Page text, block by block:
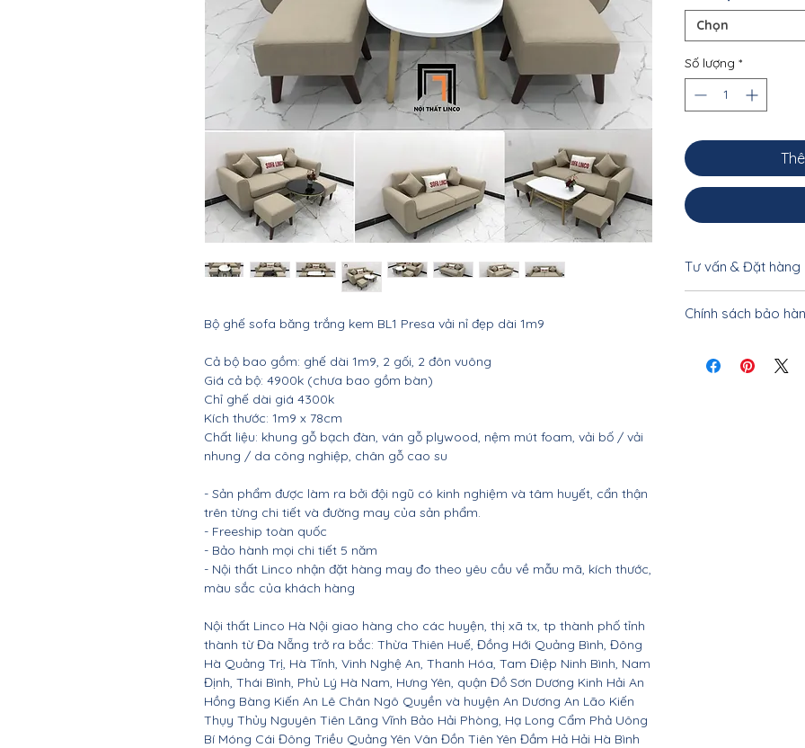
Bộ ghế sofa băng trắng kem BL1 Presa vải nỉ đẹp dài 1m9
Cả bộ bao gồm: ghế dài 1m9, 2 gối, 2 đôn vuông
Giá cả bộ: 4900k (chưa bao gồm bàn)
Chỉ ghế dài giá 4300k
Kích thước: 1m9 x 78cm
Chất liệu: khung gỗ bạch đàn, ván gỗ plywood, nệm mút foam, vải bố / vải
nhung / da công nghiệp, chân gỗ cao su
- Sản phẩm được làm ra bởi đội ngũ có kinh nghiệm và tâm huyết, cẩn thận
trên từng chi tiết và đường may của sản phẩm.
- Freeship toàn quốc
- Bảo hành mọi chi tiết 5 năm
- Nội thất Linco nhận đặt hàng may đo theo yêu cầu về mẫu mã, kích thước,
màu sắc của khách hàng
Nội thất Linco Hà Nội giao hàng cho các huyện, thị xã tx, tp thành phố tỉnh
thành từ Đà Nẵng trở ra bắc: Thừa Thiên Huế, Đồng Hới Quảng Bình, Đông
Hà Quảng Trị, Hà Tĩnh, Vinh Nghệ An, Thanh Hóa, Tam Điệp Ninh Bình, Nam
Định, Thái Bình, Phủ Lý Hà Nam, Hưng Yên, quận Đồ Sơn Dương Kinh Hải An
Hồng Bàng Kiến An Lê Chân Ngô Quyền và huyện An Dương An Lão Kiến
Thụy Thủy Nguyên Tiên Lãng Vĩnh Bảo Hải Phòng, Hạ Long Cẩm Phả Uông
Bí Móng Cái Đông Triều Quảng Yên Vân Đồn Tiên Yên Đầm Hả Hải Hà Bình
Chọn
Số lượng *
Tư vấn & Đặt hàng
khách vui lòng liên
Chính sách bảo
tiết, bảo hành tận